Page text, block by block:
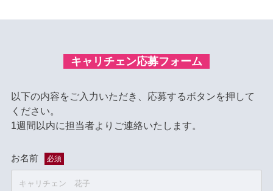
キャリチェン応募フォーム
以下の内容をご入力いただき、応募するボタンを押して
ください。
1週間以内に担当者よりご連絡いたします。
お名前 必須